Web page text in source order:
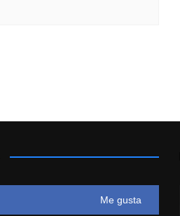
Me gusta